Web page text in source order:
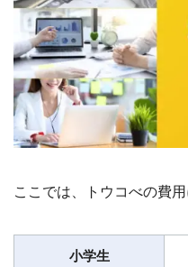
ここでは、トウコべの費
小学生